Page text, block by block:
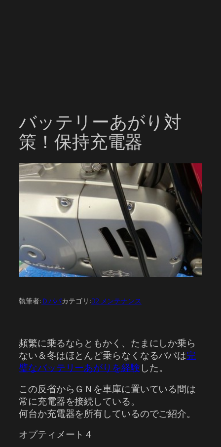
バッテリーあがり対
策！保持充電器
執筆者: Ｄパパカテゴリ:02 メンテナンス
頻繁に乗るならともかく、たまにしか乗ら
ない＆冬はほとんど乗らなくなるパパは完
璧なバッテリーあがりを経験した。
この反省からＧＮを車庫に置いている間は
常に充電器を接続している。
何台か充電器を所有しているのでご紹介。
オプティメート４